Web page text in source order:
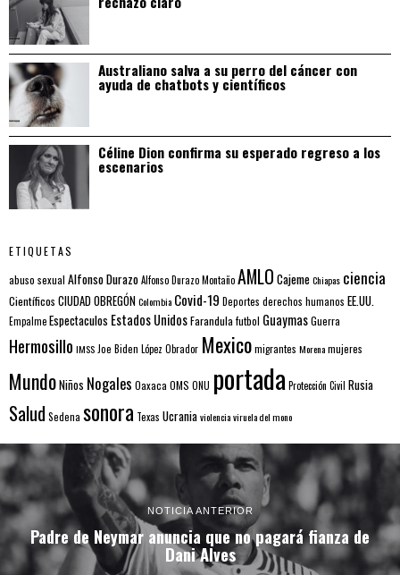
Australiano salva a su perro del cáncer con
ayuda de chatbots y científicos
Céline Dion confirma su esperado regreso a los
escenarios
ETIQUETAS
abuso sexual Alfonso DurazoAlfonso Durazo MontañoAMLO CajemeChiapas ciencia
Científicos CIUDAD OBREGÓNColombia Covid-19 Deportes derechos humanos EE.UU.
EmpalmeEspectaculos Estados UnidosFarandulafutbol GuaymasGuerra
Hermosillo IMSS Joe Biden López Obrador Mexicomigrantes Morenamujeres
MundoNiños Nogales Oaxaca OMS ONU portada Protección Civil Rusia
Salud Sedena sonora Texas Ucraniaviolenciaviruela del mono
NOTICIA ANTERIOR
Padre de Neymar anuncia que no pagará fianza de
Dani Alves